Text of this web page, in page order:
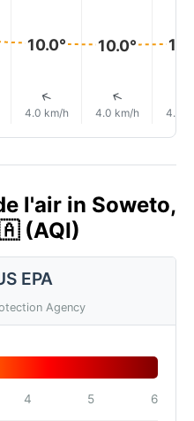
10.0°
↑
4.0 km/h
10.0°
↑
4.0 km/h 4.0
l'air in Soweto,
(AQI)
EPA
Agency
4 5 6